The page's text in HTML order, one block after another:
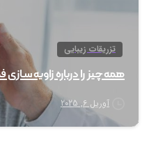
تزریقات زیبایی
همه چیز را درباره زاویه سازی
آوریل 6, 2025